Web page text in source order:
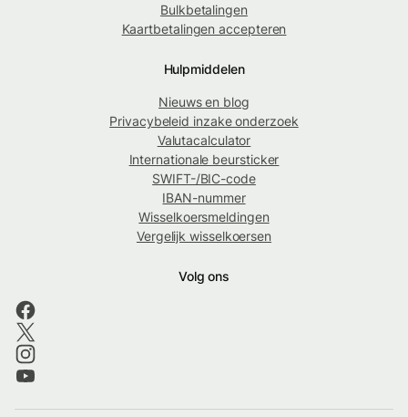
Bulkbetalingen
Kaartbetalingen accepteren
Hulpmiddelen
Nieuws en blog
Privacybeleid inzake onderzoek
Valutacalculator
Internationale beursticker
SWIFT-/BIC-code
IBAN-nummer
Wisselkoersmeldingen
Vergelijk wisselkoersen
Volg ons